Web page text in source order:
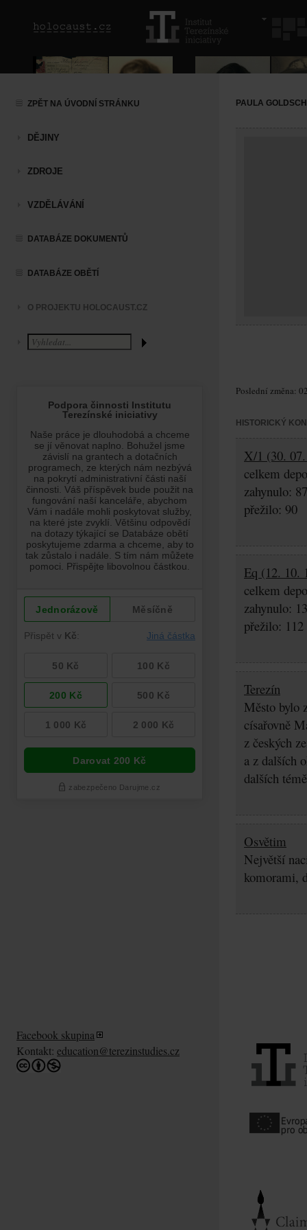
ZPĚT NA ÚVODNÍ STRÁNKU
DĚJINY
ZDROJE
VZDĚLÁVÁNÍ
DATABÁZE DOKUMENTŮ
DATABÁZE OBĚTÍ
O PROJEKTU HOLOCAUST.CZ
PAULA
Poslední změna:
HISTORICKÝ
X/1 (30.
celkem
zahynulo:
přežilo: 90
Eq (12. 10.
celkem
zahynulo:
přežilo: 112
Terezín
Město bylo
císařovně
z českých
a z dalších
dalších
Osvětim
Největší
komorami,
Facebook skupina
Kontakt: education@terezinstudies.cz